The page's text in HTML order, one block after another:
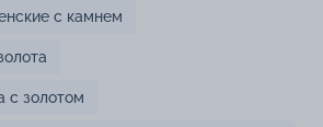
с камнем
с золотом